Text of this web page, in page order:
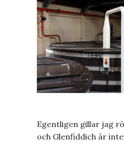
Egentligen gillar jag
och Glenfiddich är